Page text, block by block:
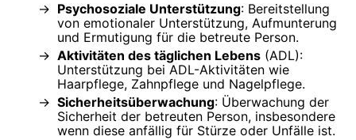
Psychosoziale Unterstützung: Bereitstellung
von emotionaler Unterstützung, Aufmunterung
und Ermutigung für die betreute Person.
Aktivitäten des täglichen Lebens (ADL):
Unterstützung bei ADL-Aktivitäten wie
Haarpflege, Zahnpflege und Nagelpflege.
Sicherheitsüberwachung: Überwachung der
Sicherheit der betreuten Person, insbesondere
wenn diese anfällig für Stürze oder Unfälle ist.